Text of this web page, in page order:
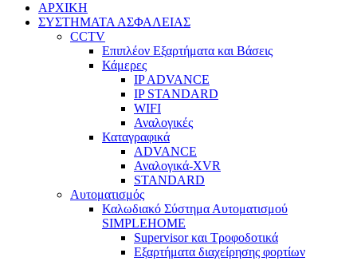
ΑΡΧΙΚΗ
ΣΥΣΤΗΜΑΤΑ ΑΣΦΑΛΕΙΑΣ
CCTV
Επιπλέον Εξαρτήματα και Βάσεις
Κάμερες
IP ADVANCE
IP STANDARD
WIFI
Αναλογικές
Καταγραφικά
ADVANCE
Αναλογικά-XVR
STANDARD
Αυτοματισμός
Καλωδιακό Σύστημα Αυτοματισμού
SIMPLEHOME
Supervisor και Τροφοδοτικά
Εξαρτήματα διαχείρησης φορτίων